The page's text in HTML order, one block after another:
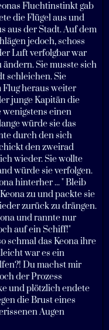
Fluchtinstinkt gab
die Flügel aus und
aus der Stadt. Auf dem
jedoch, schoss
Luft verfolgbar war
Sie musste sich
schleichen. Sie
heraus weiter
junge Kapitän die
wenigstens einen
würde sie das
durch den sich
den zweirad
wieder. Sie wollte
würde sie verfolgen.
hinterher ... " Bleib
zu und packte sie
zurück zu drängen.
und rannte nur
auf ein Schiff!"
schmal das Keona ihre
war es ein
Du machst mir
der Prozess
und plötzlich endete
die Brust eines
Augen